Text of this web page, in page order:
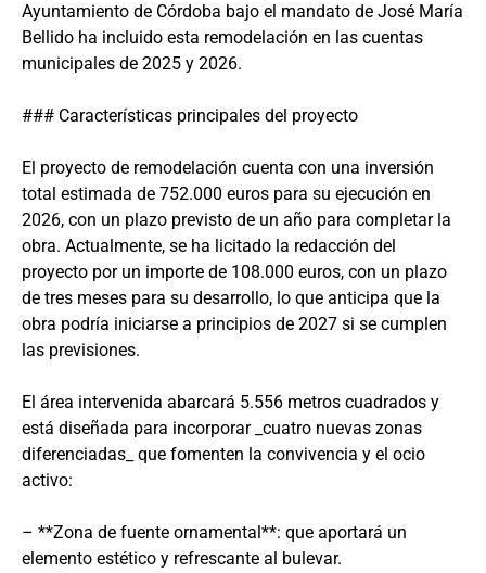
Ayuntamiento de Córdoba bajo el mandato de José María
Bellido ha incluido esta remodelación en las cuentas
municipales de 2025 y 2026.
### Características principales del proyecto
El proyecto de remodelación cuenta con una inversión
total estimada de 752.000 euros para su ejecución en
2026, con un plazo previsto de un año para completar la
obra. Actualmente, se ha licitado la redacción del
proyecto por un importe de 108.000 euros, con un plazo
de tres meses para su desarrollo, lo que anticipa que la
obra podría iniciarse a principios de 2027 si se cumplen
las previsiones.
El área intervenida abarcará 5.556 metros cuadrados y
está diseñada para incorporar _cuatro nuevas zonas
diferenciadas_ que fomenten la convivencia y el ocio
activo:
– **Zona de fuente ornamental**: que aportará un
elemento estético y refrescante al bulevar.